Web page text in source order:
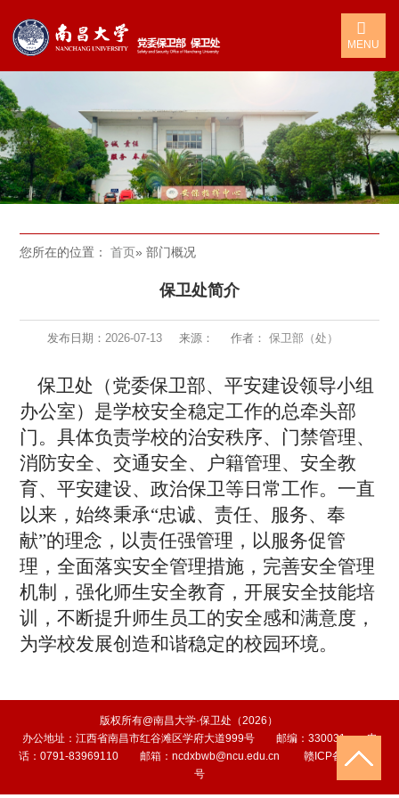
MENU
您所在的位置：首页» 部门概况
保卫处简介
发布日期： 2026-07-13 来源： 作者： 保卫部（处）
保卫处（党委保卫部、平安建设领导小组
办公室）是学校安全稳定工作的总牵头部
门。具体负责学校的治安秩序、门禁管理、
消防安全、交通安全、户籍管理、安全教
育、平安建设、政治保卫等日常工作。一直
以来，始终秉承“忠诚、责任、服务、奉
献”的理念，以责任强管理，以服务促管
理，全面落实安全管理措施，完善安全管理
机制，强化师生安全教育，开展安全技能培
训，不断提升师生员工的安全感和满意度，
为学校发展创造和谐稳定的校园环境。
版权所有@南昌大学·保卫处（2026）
办公地址：江西省南昌市红谷滩区学府大道999号 邮编：330031 电
话：0791-83969110 邮箱：ncdxbwb@ncu.edu.cn 赣ICP备010006
号